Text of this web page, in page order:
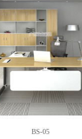
BS-05